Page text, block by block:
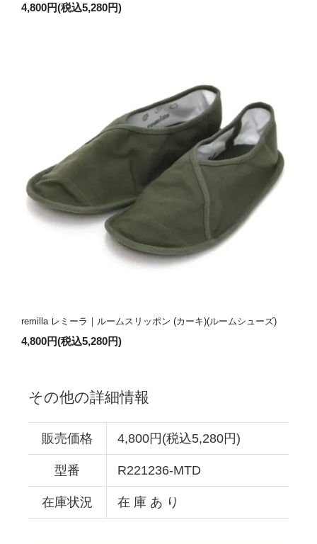
4,800円(税込5,280円)
remilla レミーラ｜ルームスリッポン (カーキ)(ルームシューズ)
4,800円(税込5,280円)
その他の詳細情報
販売価格 4,800円(税込5,280円)
型番 R221236-MTD
在庫状況 在 庫 あ り